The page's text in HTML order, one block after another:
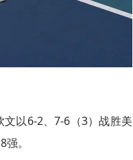
以6-2、7-6（3）战胜美
。